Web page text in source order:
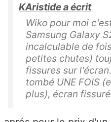
KAristide a écrit
Wiko pour moi
Samsung Galaxy
incalculable de
petites chutes)
fissures sur
tombé UNE FOIS
plus), écran